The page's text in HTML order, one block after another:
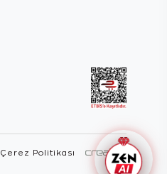
Çerez Politikası